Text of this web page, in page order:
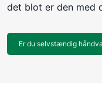
det blot er den med
Er du selvstændig